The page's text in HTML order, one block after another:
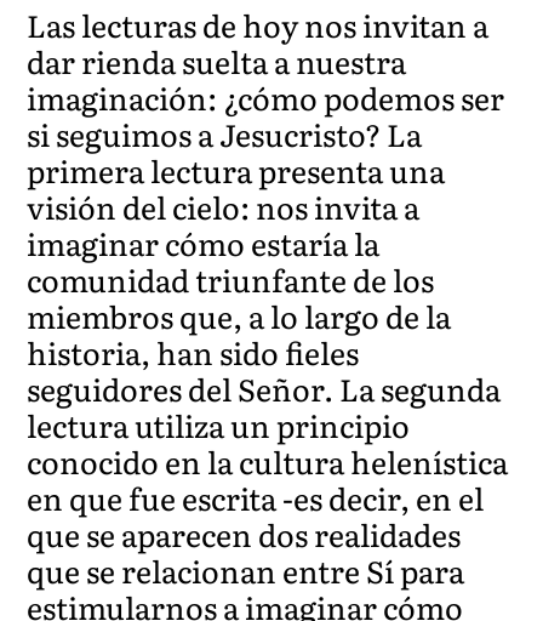
Las lecturas de hoy nos invitan a
dar rienda suelta a nuestra
imaginación: ¿cómo podemos ser
si seguimos a Jesucristo? La
primera lectura presenta una
visión del cielo: nos invita a
imaginar cómo estaría la
comunidad triunfante de los
miembros que, a lo largo de la
historia, han sido fieles
seguidores del Señor. La segunda
lectura utiliza un principio
conocido en la cultura helenística
en que fue escrita -es decir, en el
que se aparecen dos realidades
que se relacionan entre Sí para
estimularnos a imaginar cómo